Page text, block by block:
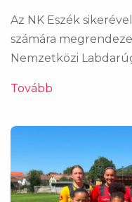
Az NK Eszék
számára
Nemzetközi
Tovább